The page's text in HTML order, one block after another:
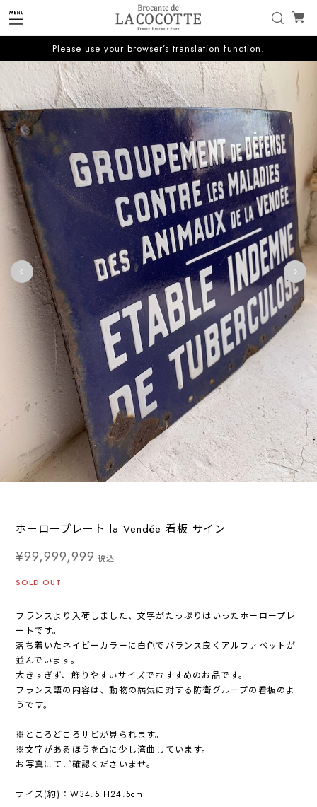
Please use your browser’s translation function.
ホーロープレート la Vendée 看板 サイン
¥99,999,999 税込
SOLD OUT
フランスより入荷しました、文字がたっぷりはいったホーロープレ
ートです。
落ち着いたネイビーカラーに白色でバランス良くアルファベットが
並んでいます。
大きすぎず、飾りやすいサイズでおすすめのお品です。
フランス語の内容は、動物の病気に対する防衛グループの看板のよ
うです。
※ところどころサビが見られます。
※文字があるほうを凸に少し湾曲しています。
お写真にてご確認くださいませ。
サイズ(約)：W34.5 H24.5cm